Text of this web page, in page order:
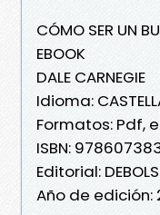
CÓMO SER UN
EBOOK
DALE CARNEGIE
Idioma:
Formatos: Pdf,
ISBN:
Editorial:
Año de edición: